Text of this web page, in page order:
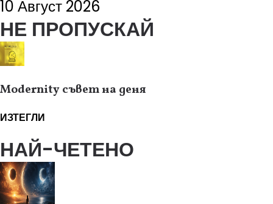
10 Август 2026
НЕ ПРОПУСКАЙ
Modernity съвет на деня
ИЗТЕГЛИ
НАЙ-ЧЕТЕНО